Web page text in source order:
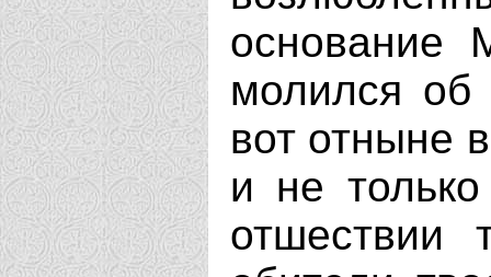
основание
молился об
вот отныне
и не
отшествии